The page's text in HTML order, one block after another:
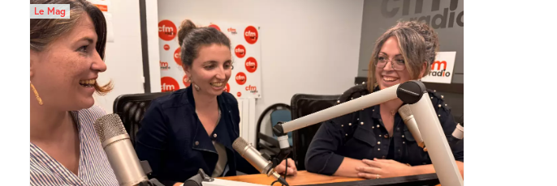
Le Mag